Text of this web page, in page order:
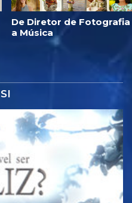
De Diretor de Fotografia
a Música